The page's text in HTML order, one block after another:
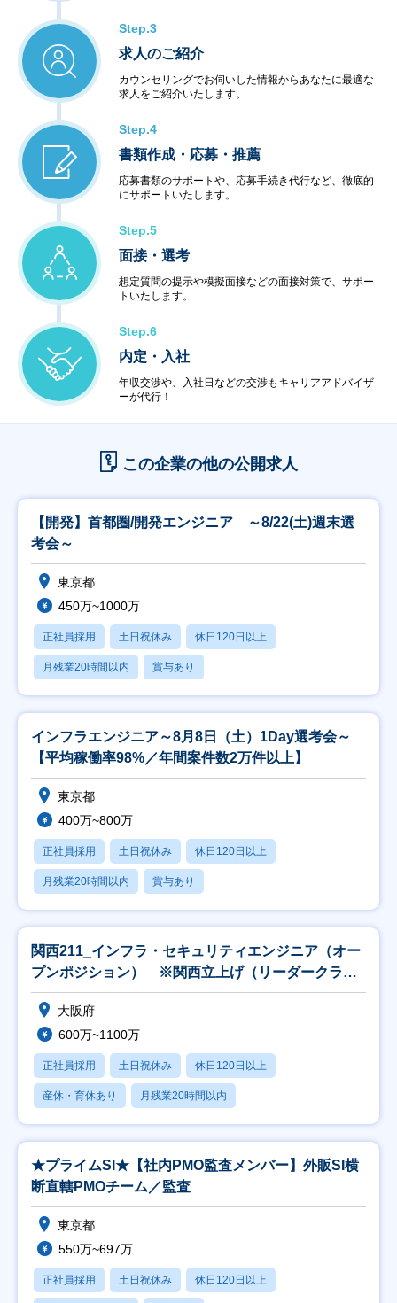
Step.3
求人のご紹介
カウンセリングでお伺いした情報からあなたに最適な
求人をご紹介いたします。
Step.4
書類作成・応募・推薦
応募書類のサポートや、応募手続き代行など、徹底的
にサポートいたします。
Step.5
面接・選考
想定質問の提示や模擬面接などの面接対策で、サポー
トいたします。
Step.6
内定・入社
年収交渉や、入社日などの交渉もキャリアアドバイザ
ーが代行！
この企業の他の公開求人
【開発】首都圏/開発エンジニア ～8/22(土)週末選
考会～
東京都
450万~1000万
正社員採用 土日祝休み 休日120日以上
月残業20時間以内 賞与あり
インフラエンジニア～8月8日（土）1Day選考会～
【平均稼働率98%／年間案件数2万件以上】
東京都
400万~800万
正社員採用 土日祝休み 休日120日以上
月残業20時間以内 賞与あり
関西211_インフラ・セキュリティエンジニア（オー
プンポジション） ※関西立上げ（リーダークラス
以上
大阪府
600万~1100万
正社員採用 土日祝休み 休日120日以上
産休・育休あり 月残業20時間以内
★プライムSI★【社内PMO監査メンバー】外販SI横
断直轄PMOチーム／監査
東京都
550万~697万
正社員採用 土日祝休み 休日120日以上